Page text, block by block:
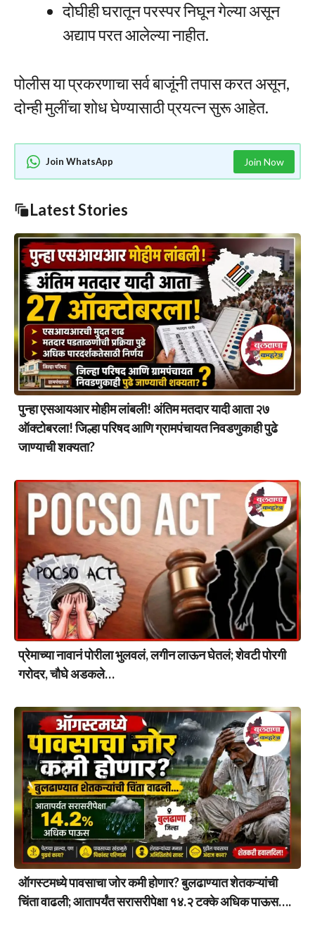
दोघीही घरातून परस्पर निघून गेल्या असून
अद्याप परत आलेल्या नाहीत.
पोलीस या प्रकरणाचा सर्व बाजूंनी तपास करत असून,
दोन्ही मुलींचा शोध घेण्यासाठी प्रयत्न सुरू आहेत.
Join WhatsApp Join Now
Latest Stories
पुन्हा एसआयआर मोहीम लांबली! अंतिम मतदार यादी आता २७
ऑक्टोबरला! जिल्हा परिषद आणि ग्रामपंचायत निवडणुकाही पुढे
जाण्याची शक्यता?
प्रेमाच्या नावानं पोरीला भुलवलं, लगीन लाऊन घेतलं; शेवटी पोरगी
गरोदर, चौघे अडकले…
ऑगस्टमध्ये पावसाचा जोर कमी होणार? बुलढाण्यात शेतकऱ्यांची
चिंता वाढली; आतापर्यंत सरासरीपेक्षा १४.२ टक्के अधिक पाऊस….